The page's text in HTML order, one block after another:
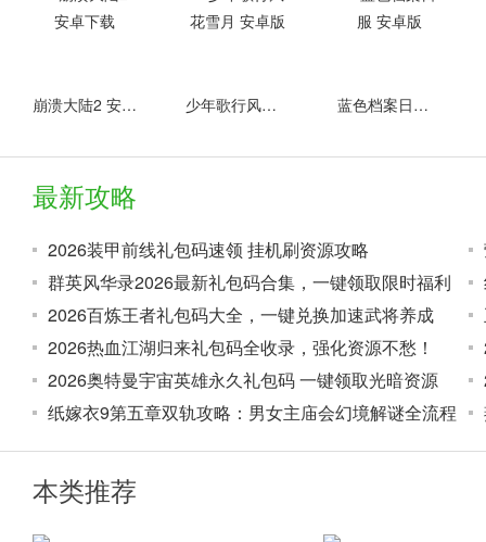
崩溃大陆2 安卓下载 少年歌行风花雪月 安卓版 蓝色档案日服 安卓版
最新攻略
2026装甲前线礼包码速领 挂机刷资源攻略
群英风华录2026最新礼包码合集，一键领取限时福利
2026百炼王者礼包码大全，一键兑换加速武将养成
2026热血江湖归来礼包码全收录，强化资源不愁！
2026奥特曼宇宙英雄永久礼包码 一键领取光暗资源
纸嫁衣9第五章双轨攻略：男女主庙会幻境解谜全流程
本类推荐